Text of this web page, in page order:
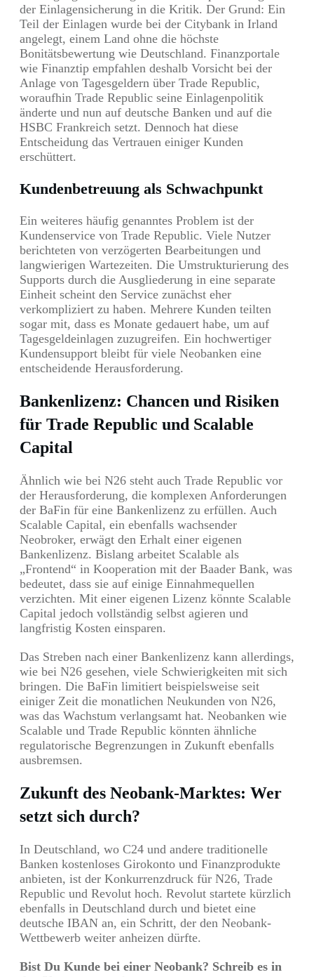
der Einlagensicherung in die Kritik. Der Grund: Ein
Teil der Einlagen wurde bei der Citybank in Irland
angelegt, einem Land ohne die höchste
Bonitätsbewertung wie Deutschland. Finanzportale
wie Finanztip empfahlen deshalb Vorsicht bei der
Anlage von Tagesgeldern über Trade Republic,
woraufhin Trade Republic seine Einlagenpolitik
änderte und nun auf deutsche Banken und auf die
HSBC Frankreich setzt. Dennoch hat diese
Entscheidung das Vertrauen einiger Kunden
erschüttert.
Kundenbetreuung als Schwachpunkt
Ein weiteres häufig genanntes Problem ist der
Kundenservice von Trade Republic. Viele Nutzer
berichteten von verzögerten Bearbeitungen und
langwierigen Wartezeiten. Die Umstrukturierung des
Supports durch die Ausgliederung in eine separate
Einheit scheint den Service zunächst eher
verkompliziert zu haben. Mehrere Kunden teilten
sogar mit, dass es Monate gedauert habe, um auf
Tagesgeldeinlagen zuzugreifen. Ein hochwertiger
Kundensupport bleibt für viele Neobanken eine
entscheidende Herausforderung.
Bankenlizenz: Chancen und Risiken
für Trade Republic und Scalable
Capital
Ähnlich wie bei N26 steht auch Trade Republic vor
der Herausforderung, die komplexen Anforderungen
der BaFin für eine Bankenlizenz zu erfüllen. Auch
Scalable Capital, ein ebenfalls wachsender
Neobroker, erwägt den Erhalt einer eigenen
Bankenlizenz. Bislang arbeitet Scalable als
„Frontend“ in Kooperation mit der Baader Bank, was
bedeutet, dass sie auf einige Einnahmequellen
verzichten. Mit einer eigenen Lizenz könnte Scalable
Capital jedoch vollständig selbst agieren und
langfristig Kosten einsparen.
Das Streben nach einer Bankenlizenz kann allerdings,
wie bei N26 gesehen, viele Schwierigkeiten mit sich
bringen. Die BaFin limitiert beispielsweise seit
einiger Zeit die monatlichen Neukunden von N26,
was das Wachstum verlangsamt hat. Neobanken wie
Scalable und Trade Republic könnten ähnliche
regulatorische Begrenzungen in Zukunft ebenfalls
ausbremsen.
Zukunft des Neobank-Marktes: Wer
setzt sich durch?
In Deutschland, wo C24 und andere traditionelle
Banken kostenloses Girokonto und Finanzprodukte
anbieten, ist der Konkurrenzdruck für N26, Trade
Republic und Revolut hoch. Revolut startete kürzlich
ebenfalls in Deutschland durch und bietet eine
deutsche IBAN an, ein Schritt, der den Neobank-
Wettbewerb weiter anheizen dürfte.
Bist Du Kunde bei einer Neobank? Schreib es in